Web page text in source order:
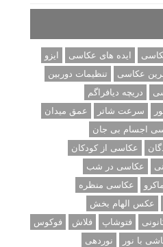
ایده های عکاسی
ایزو
عکاسی
تنظیمات دوربین
دریچه دیافراگم
سرعت شاتر
عمق میدان
اجسام بی جان
عکاسی از کودکان
عکاسی در شب
عکاسی منظره
عکس الهام بخش
فتوشاپ فلاش
فوکوس
با نور
نوردهی